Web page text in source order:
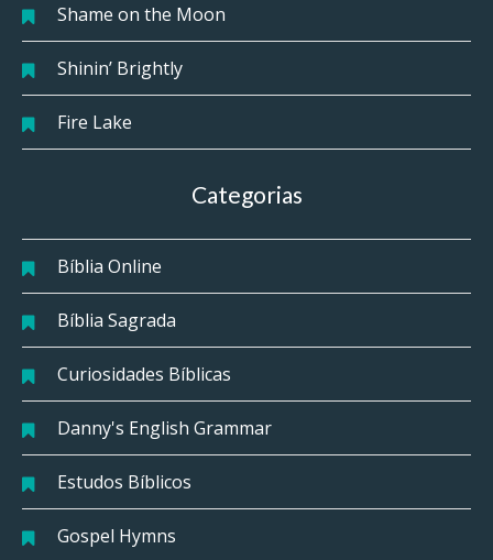
Shame on the Moon
Shinin’ Brightly
Fire Lake
Categorias
Bíblia Online
Bíblia Sagrada
Curiosidades Bíblicas
Danny's English Grammar
Estudos Bíblicos
Gospel Hymns